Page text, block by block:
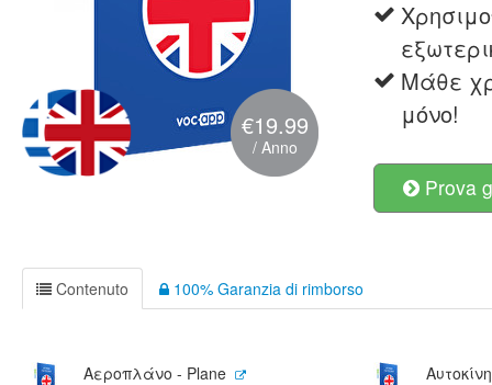
€19.99
/ Anno
Μάθε
μόνο!
Prova
Contenuto 100% Garanzia di rimborso
Αεροπλάνο - Plane